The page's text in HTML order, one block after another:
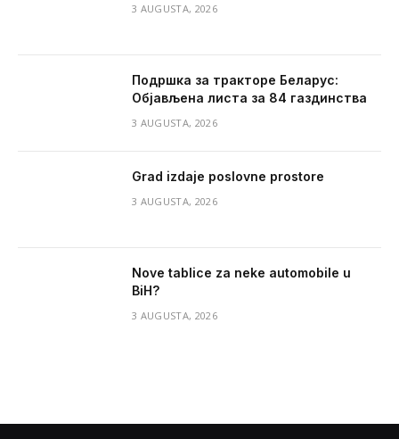
3 AUGUSTA, 2026
Подршка за тракторе Беларус:
Објављена листа за 84 газдинства
3 AUGUSTA, 2026
Grad izdaje poslovne prostore
3 AUGUSTA, 2026
Nove tablice za neke automobile u
BiH?
3 AUGUSTA, 2026